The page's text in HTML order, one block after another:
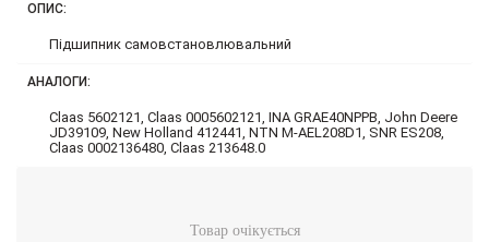
ОПИС:
Підшипник самовстановлювальний
АНАЛОГИ:
Claas 5602121, Claas 0005602121, INA GRAE40NPPB, John Deere
JD39109, New Holland 412441, NTN M-AEL208D1, SNR ES208,
Claas 0002136480, Claas 213648.0
Товар очікується